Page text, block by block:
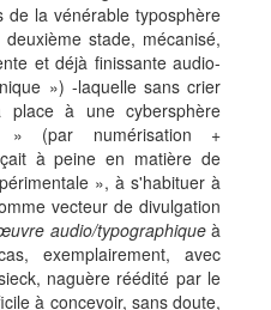
de la vénérable typosphère
stade, mécanisé,
et déjà finissante audio-
») -laquelle sans crier
à une cybersphère
» (par numérisation +
à peine en matière de
», à s'habituer à
vecteur de divulgation
audio/typographiqueà
exemplairement, avec
naguère réédité par le
à concevoir, sans doute,